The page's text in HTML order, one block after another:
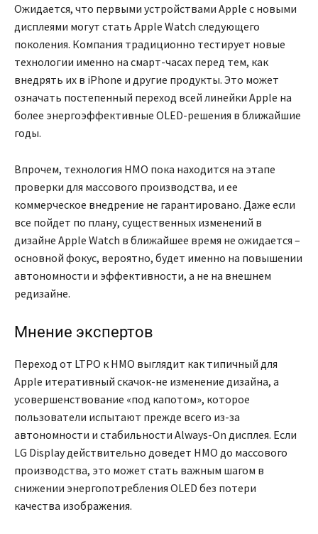
Ожидается, что первыми устройствами Apple с новыми
дисплеями могут стать Apple Watch следующего
поколения. Компания традиционно тестирует новые
технологии именно на смарт-часах перед тем, как
внедрять их в iPhone и другие продукты. Это может
означать постепенный переход всей линейки Apple на
более энергоэффективные OLED-решения в ближайшие
годы.
Впрочем, технология HMO пока находится на этапе
проверки для массового производства, и ее
коммерческое внедрение не гарантировано. Даже если
все пойдет по плану, существенных изменений в
дизайне Apple Watch в ближайшее время не ожидается –
основной фокус, вероятно, будет именно на повышении
автономности и эффективности, а не на внешнем
редизайне.
Мнение экспертов
Переход от LTPO к HMO выглядит как типичный для
Apple итеративный скачок-не изменение дизайна, а
усовершенствование «под капотом», которое
пользователи испытают прежде всего из-за
автономности и стабильности Always-On дисплея. Если
LG Display действительно доведет HMO до массового
производства, это может стать важным шагом в
снижении энергопотребления OLED без потери
качества изображения.